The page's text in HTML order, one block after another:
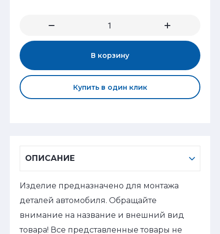
В корзину
Купить в один клик
ОПИСАНИЕ
Изделие предназначено для монтажа
деталей автомобиля. Обращайте
внимание на название и внешний вид
товара! Все представленные товары не